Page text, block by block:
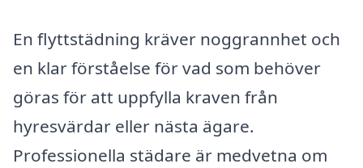
En flyttstädning kräver noggrannhet och
en klar förståelse för vad som behöver
göras för att uppfylla kraven från
hyresvärdar eller nästa ägare.
Professionella städare är medvetna om